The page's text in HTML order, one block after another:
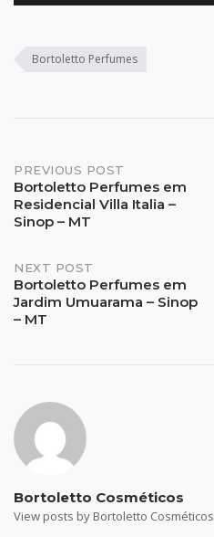
Bortoletto Perfumes
Post
navigation
PREVIOUS POST
Bortoletto Perfumes em
Residencial Villa Italia –
Sinop – MT
NEXT POST
Bortoletto Perfumes em
Jardim Umuarama – Sinop
– MT
Bortoletto Cosméticos
View posts by Bortoletto Cosméticos